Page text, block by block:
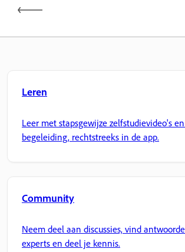
Leren
Leer met stapsgewijze zelfstudievideo's
begeleiding, rechtstreeks in de app.
Community
Neem deel aan discussies, vind
experts en deel je kennis.